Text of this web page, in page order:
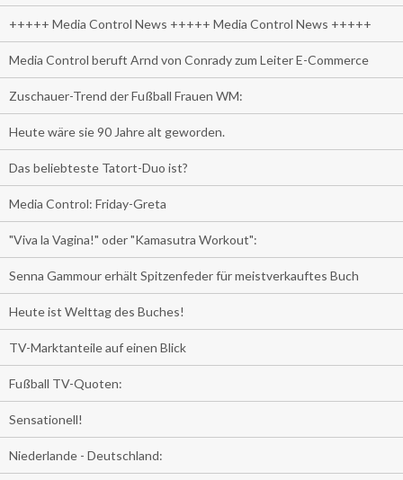
+++++ Media Control News +++++ Media Control News +++++
Media Control beruft Arnd von Conrady zum Leiter E-Commerce
Zuschauer-Trend der Fußball Frauen WM:
Heute wäre sie 90 Jahre alt geworden.
Das beliebteste Tatort-Duo ist?
Media Control: Friday-Greta
"Viva la Vagina!" oder "Kamasutra Workout":
Senna Gammour erhält Spitzenfeder für meistverkauftes Buch
Heute ist Welttag des Buches!
TV-Marktanteile auf einen Blick
Fußball TV-Quoten:
Sensationell!
Niederlande - Deutschland: